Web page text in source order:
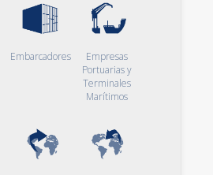
Embarcadores
Empresas
Portuarias y
Terminales
Marítimos